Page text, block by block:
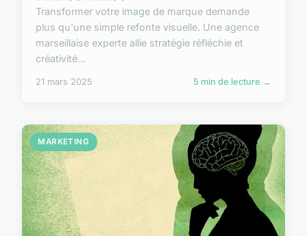
Transformer votre image de marque demande
plus qu'une simple refonte visuelle. Une agence
marseillaise experte allie stratégie réfléchie et
créativité...
21 mars 2025 5 min de lecture →
MARKETING